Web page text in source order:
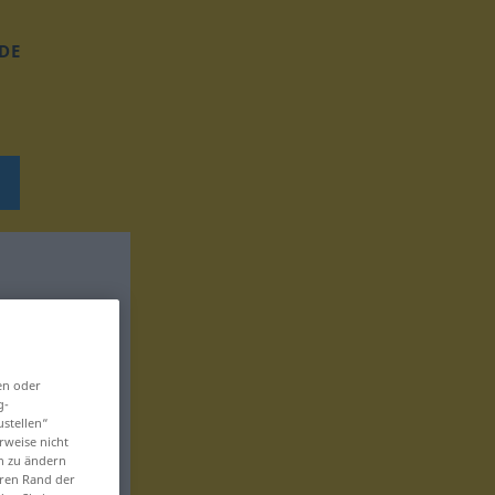
DE
oder
nicht
zu ändern
Rand der